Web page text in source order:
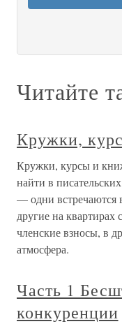
Читайте
Кружки,
Кружки, курсы и
найти в
— одни встречаются
другие на
членские взносы, в
атмосфера.
Часть 1
конкуренции